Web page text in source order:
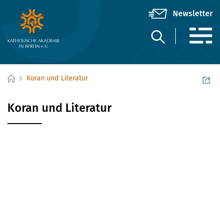
Koran und Literatur
Koran und Literatur